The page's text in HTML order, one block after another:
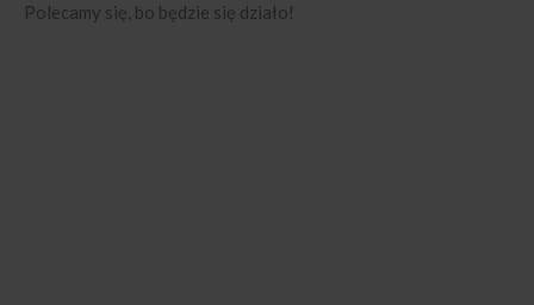
Polecamy się, bo będzie się działo!